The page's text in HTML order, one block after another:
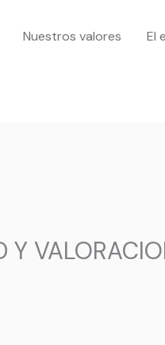
Nuestros valores El